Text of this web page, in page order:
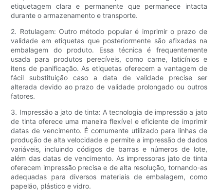
etiquetagem clara e permanente que permanece intacta
durante o armazenamento e transporte.
2. Rotulagem: Outro método popular é imprimir o prazo de
validade em etiquetas que posteriormente são afixadas na
embalagem do produto. Essa técnica é frequentemente
usada para produtos perecíveis, como carne, laticínios e
itens de panificação. As etiquetas oferecem a vantagem de
fácil substituição caso a data de validade precise ser
alterada devido ao prazo de validade prolongado ou outros
fatores.
3. Impressão a jato de tinta: A tecnologia de impressão a jato
de tinta oferece uma maneira flexível e eficiente de imprimir
datas de vencimento. É comumente utilizado para linhas de
produção de alta velocidade e permite a impressão de dados
variáveis, incluindo códigos de barras e números de lote,
além das datas de vencimento. As impressoras jato de tinta
oferecem impressão precisa e de alta resolução, tornando-as
adequadas para diversos materiais de embalagem, como
papelão, plástico e vidro.